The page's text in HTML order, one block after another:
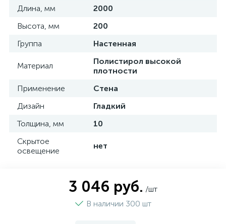
Длина, мм
2000
Высота, мм
200
Группа
Настенная
Материал
Полистирол высокой
плотности
Применение
Стена
Дизайн
Гладкий
Толщина, мм
10
Скрытое
освещение
нет
3 046 руб. /шт
В наличии 300 шт